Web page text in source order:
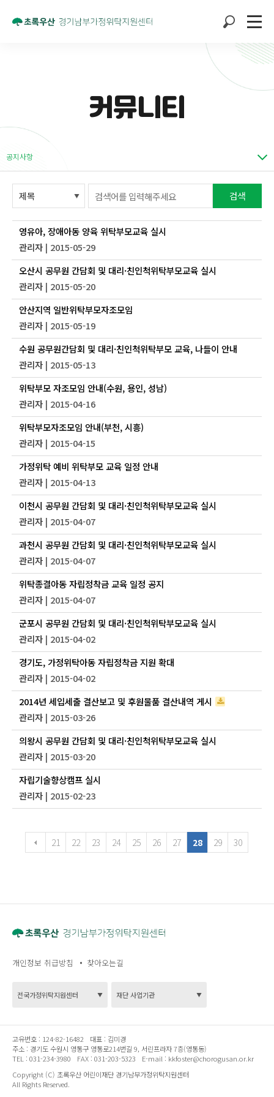
커뮤니티
공지사항
검색
영유아, 장애아동 양육 위탁부모교육 실시
관리자 | 2015-05-29
오산시 공무원 간담회 및 대리·친인척위탁부모교육 실시
관리자 | 2015-05-20
안산지역 일반위탁부모자조모임
관리자 | 2015-05-19
수원 공무원간담회 및 대리·친인척위탁부모 교육, 나들이 안내
관리자 | 2015-05-13
위탁부모 자조모임 안내(수원, 용인, 성남)
관리자 | 2015-04-16
위탁부모자조모임 안내(부천, 시흥)
관리자 | 2015-04-15
가정위탁 예비 위탁부모 교육 일정 안내
관리자 | 2015-04-13
이천시 공무원 간담회 및 대리·친인척위탁부모교육 실시
관리자 | 2015-04-07
과천시 공무원 간담회 및 대리·친인척위탁부모교육 실시
관리자 | 2015-04-07
위탁종결아동 자립정착금 교육 일정 공지
관리자 | 2015-04-07
군포시 공무원 간담회 및 대리·친인척위탁부모교육 실시
관리자 | 2015-04-02
경기도, 가정위탁아동 자립정착금 지원 확대
관리자 | 2015-04-02
2014년 세입세출 결산보고 및 후원물품 결산내역 게시
관리자 | 2015-03-26
의왕시 공무원 간담회 및 대리·친인척위탁부모교육 실시
관리자 | 2015-03-20
자립기술향상캠프 실시
관리자 | 2015-02-23
21 22 23 24 25 26 27 28 29 30
개인정보 취급방침 찾아오는길
고유번호 : 124-82-16482 대표 : 김미경
주소 : 경기도 수원시 영통구 영통로214번길 9, 서린프라자 7층(영통동)
TEL : 031-234-3980 FAX : 031-203-5323 E-mail : kkfoster@chorogusan.or.kr
Copyright (C) 초록우산 어린이재단 경기남부가정위탁지원센터
All Rights Reserved.